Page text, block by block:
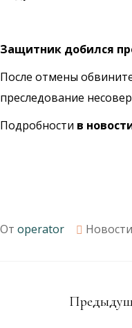
Защитник добился
После отмены
преследование
Подробности в
От operator Новости